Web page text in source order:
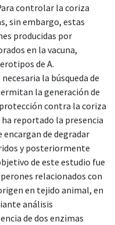
controlar la coriza
sin embargo, estas
producidas por
en la vacuna,
de A.
la búsqueda de
la generación de
contra la coriza
reportado la presencia
de degradar
y posteriormente
de este estudio fue
relacionados con
en tejido animal, en
análisis
de dos enzimas